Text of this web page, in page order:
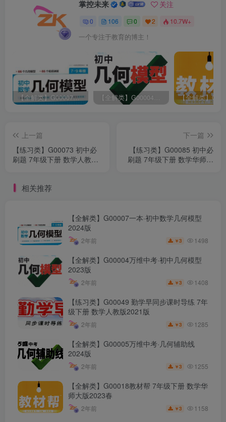
掌控未来 关注
0 106 0 2 10.7W+
一个专注于教育的博主！
【全解类】G00007一本·初中数学几何模型2024版 【全解类】G00004万维中考·初中几何模型2023版
上一篇
【练习类】G00073 初中必
刷题 7年级下册 数学人教版
下一篇
【练习类】G00085 初中必
刷题 7年级下册 数学华师版
相关推荐
【全解类】G00007一本·初中数学几何模型
2024版
2年前 ￥3 1498
【全解类】G00004万维中考·初中几何模型
2023版
2年前 ￥3 1408
【练习类】G00049 勤学早同步课时导练 7年
级下册 数学人教版2021版
2年前 ￥3 1285
【全解类】G00005万维中考·几何辅助线
2024版
2年前 ￥3 1255
【全解类】G00018教材帮 7年级下册 数学华
师大版2023春
2年前 ￥3 1158